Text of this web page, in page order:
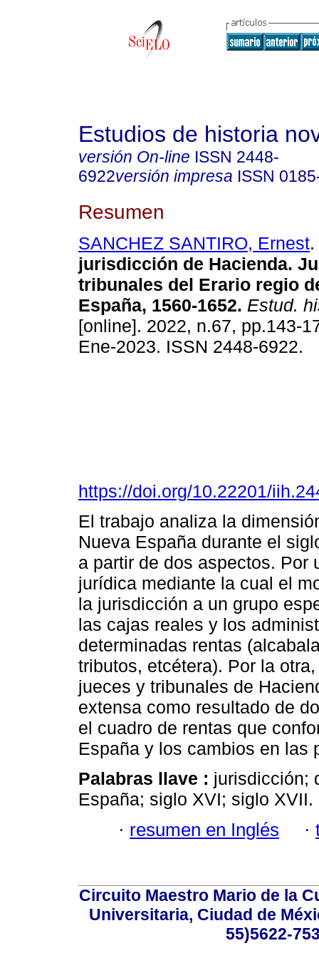
Estudios de historia
versión On-line ISSN 2448-
6922versión impresa ISSN
Resumen
SANCHEZ SANTIRO, Ernest.
jurisdicción de Hacienda.
tribunales del Erario regio
España, 1560-1652. Estud.
[online]. 2022, n.67, pp.143-
Ene-2023. ISSN 2448-6922.
https://doi.org/10.22201/
El trabajo analiza la
Nueva España durante el
a partir de dos aspectos. Por
jurídica mediante la cual el
la jurisdicción a un grupo
las cajas reales y los
determinadas rentas
tributos, etcétera). Por la
jueces y tribunales de
extensa como resultado de
el cuadro de rentas que
España y los cambios en las
Palabras llave : jurisdicción;
España; siglo XVI; siglo XVII.
· resumen en Inglés ·
Circuito Maestro Mario de la
Universitaria, Ciudad de
55)5622-